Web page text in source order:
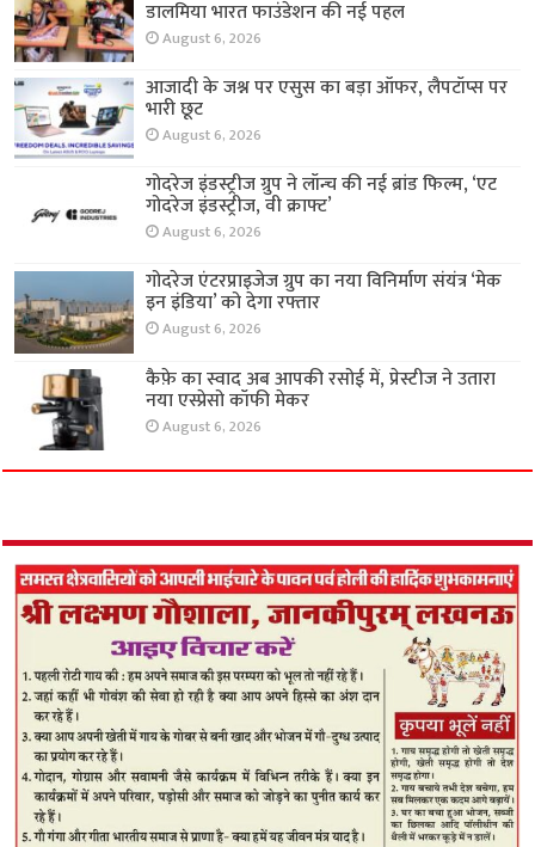
डालमिया भारत फाउंडेशन की नई पहल
August 6, 2026
आजादी के जश्न पर एसुस का बड़ा ऑफर, लैपटॉप्स पर
भारी छूट
August 6, 2026
गोदरेज इंडस्ट्रीज ग्रुप ने लॉन्च की नई ब्रांड फिल्म, ‘एट
गोदरेज इंडस्ट्रीज, वी क्राफ्ट’
August 6, 2026
गोदरेज एंटरप्राइजेज ग्रुप का नया विनिर्माण संयंत्र ‘मेक
इन इंडिया’ को देगा रफ्तार
August 6, 2026
कैफ़े का स्वाद अब आपकी रसोई में, प्रेस्टीज ने उतारा
नया एस्प्रेसो कॉफी मेकर
August 6, 2026